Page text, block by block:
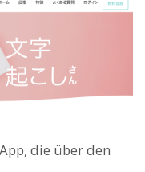
die über den